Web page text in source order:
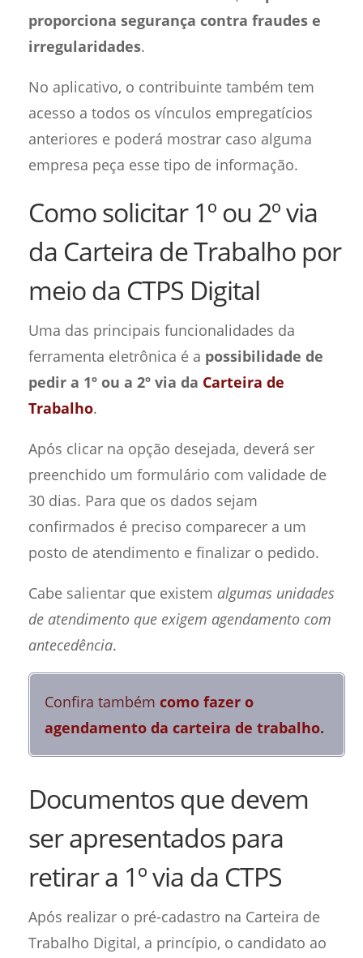
proporciona segurança contra fraudes e
irregularidades.
No aplicativo, o contribuinte também tem
acesso a todos os vínculos empregatícios
anteriores e poderá mostrar caso alguma
empresa peça esse tipo de informação.
Como solicitar 1º ou 2º via
da Carteira de Trabalho por
meio da CTPS Digital
Uma das principais funcionalidades da
ferramenta eletrônica é a possibilidade de
pedir a 1º ou a 2º via da Carteira de
Trabalho.
Após clicar na opção desejada, deverá ser
preenchido um formulário com validade de
30 dias. Para que os dados sejam
confirmados é preciso comparecer a um
posto de atendimento e finalizar o pedido.
Cabe salientar que existem algumas unidades
de atendimento que exigem agendamento com
antecedência.
Confira também como fazer o
agendamento da carteira de trabalho.
Documentos que devem
ser apresentados para
retirar a 1º via da CTPS
Após realizar o pré-cadastro na Carteira de
Trabalho Digital, a princípio, o candidato ao